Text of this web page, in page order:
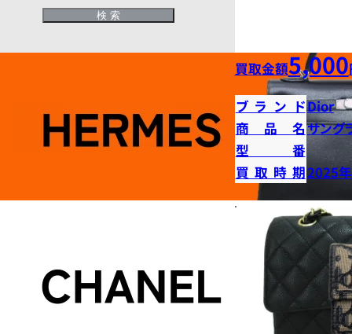
買取金額5,000
ブランドDior
商品名サング
型番
買取時期2025